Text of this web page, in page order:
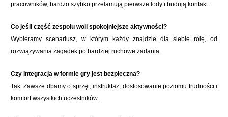
pracowników, bardzo szybko przełamują pierwsze lody i budują kontakt.
Co jeśli część zespołu woli spokojniejsze aktywności?
Wybieramy scenariusz, w którym każdy znajdzie dla siebie rolę, od
rozwiązywania zagadek po bardziej ruchowe zadania.
Czy integracja w formie gry jest bezpieczna?
Tak. Zawsze dbamy o sprzęt, instruktaż, dostosowanie poziomu trudności i
komfort wszystkich uczestników.